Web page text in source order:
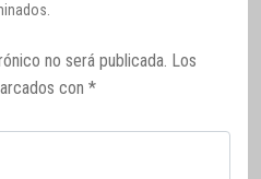
no será publicada. Los
con *